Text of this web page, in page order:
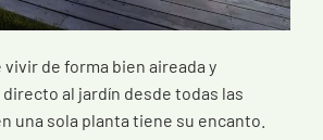
vivir de forma bien aireada y
al jardín desde todas las
una sola planta tiene su encanto.